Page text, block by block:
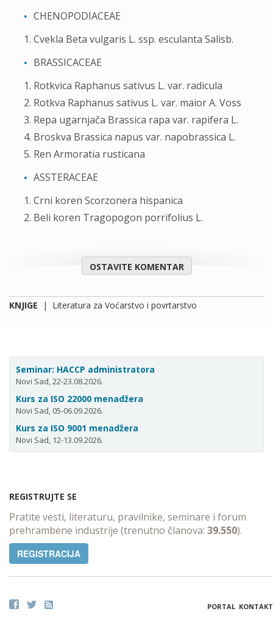
CHENOPODIACEAE
Cvekla Beta vulgaris L. ssp. esculanta Salisb.
BRASSICACEAE
Rotkvica Raphanus sativus L. var. radicula
Rotkva Raphanus sativus L. var. maior A. Voss
Repa ugarnjača Brassica rapa var. rapifera L.
Broskva Brassica napus var. napobrassica L.
Ren Armoratia rusticana
ASSTERACEAE
Crni koren Scorzonera hispanica
Beli koren Tragopogon porrifolius L.
OSTAVITE KOMENTAR
KNJIGE | Literatura za Voćarstvo i povrtarstvo
Seminar: HACCP administratora
Novi Sad, 22-23.08.2026.
Kurs za ISO 22000 menadžera
Novi Sad, 05-06.09.2026.
Kurs za ISO 9001 menadžera
Novi Sad, 12-13.09.2026.
REGISTRUJTE SE
Pratite vesti, literaturu, pravilnike, seminare i forum
prehrambene industrije (trenutno članova: 39.550).
REGISTRACIJA
PORTAL KONTAKT